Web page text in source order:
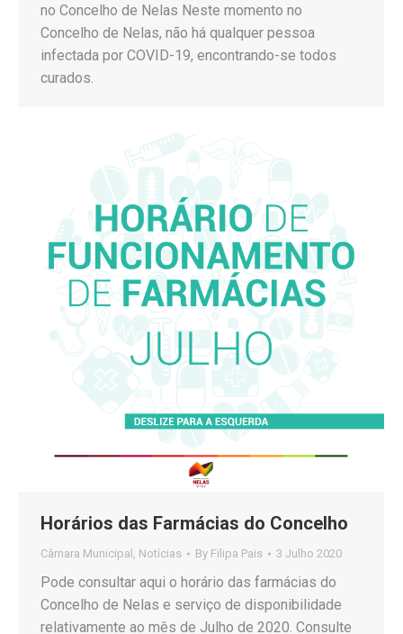
no Concelho de Nelas Neste momento no
Concelho de Nelas, não há qualquer pessoa
infectada por COVID-19, encontrando-se todos
curados.
Horários das Farmácias do Concelho
Câmara Municipal , Notícias By Filipa Pais 3 Julho 2020
Pode consultar aqui o horário das farmácias do
Concelho de Nelas e serviço de disponibilidade
relativamente ao mês de Julho de 2020. Consulte